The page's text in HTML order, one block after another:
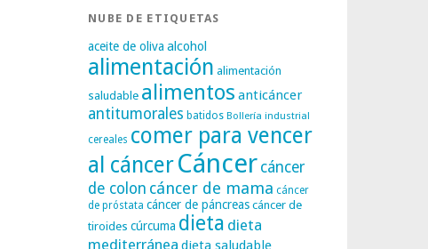
NUBE DE ETIQUETAS
aceite de oliva alcohol
alimentación alimentación
saludable alimentos anticáncer
antitumorales batidos Bollería industrial
cereales comer para vencer
al cáncerCáncer cáncer
de colon cáncer de mama cáncer
de próstata cáncer de páncreascáncer de
tiroides cúrcuma dieta dieta
mediterránea dieta saludable